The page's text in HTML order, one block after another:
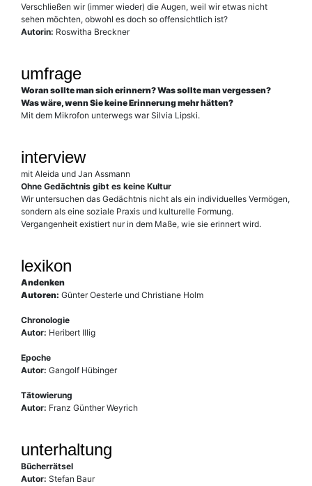
Verschließen wir (immer wieder) die Augen, weil wir etwas nicht
sehen möchten, obwohl es doch so offensichtlich ist?
Autorin: Roswitha Breckner
umfrage
Woran sollte man sich erinnern? Was sollte man vergessen?
Was wäre, wenn Sie keine Erinnerung mehr hätten?
Mit dem Mikrofon unterwegs war Silvia Lipski.
interview
mit Aleida und Jan Assmann
Ohne Gedächtnis gibt es keine Kultur
Wir untersuchen das Gedächtnis nicht als ein individuelles Vermögen,
sondern als eine soziale Praxis und kulturelle Formung.
Vergangenheit existiert nur in dem Maße, wie sie erinnert wird.
lexikon
Andenken
Autoren: Günter Oesterle und Christiane Holm
Chronologie
Autor: Heribert Illig
Epoche
Autor: Gangolf Hübinger
Tätowierung
Autor: Franz Günther Weyrich
unterhaltung
Bücherrätsel
Autor: Stefan Baur